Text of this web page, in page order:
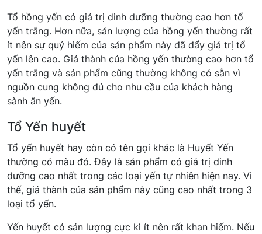
Tổ hồng yến có giá trị dinh dưỡng thường cao hơn tổ
yến trắng. Hơn nữa, sản lượng của hồng yến thường rất
ít nên sự quý hiếm của sản phẩm này đã đẩy giá trị tổ
yến lên cao. Giá thành của hồng yến thường cao hơn tổ
yến trắng và sản phẩm cũng thường không có sẵn vì
nguồn cung không đủ cho nhu cầu của khách hàng
sành ăn yến.
Tổ Yến huyết
Tổ yến huyết hay còn có tên gọi khác là Huyết Yến
thường có màu đỏ. Đây là sản phẩm có giá trị dinh
dưỡng cao nhất trong các loại yến tự nhiên hiện nay. Vì
thế, giá thành của sản phẩm này cũng cao nhất trong 3
loại tổ yến.
Yến huyết có sản lượng cực kì ít nên rất khan hiếm. Nếu